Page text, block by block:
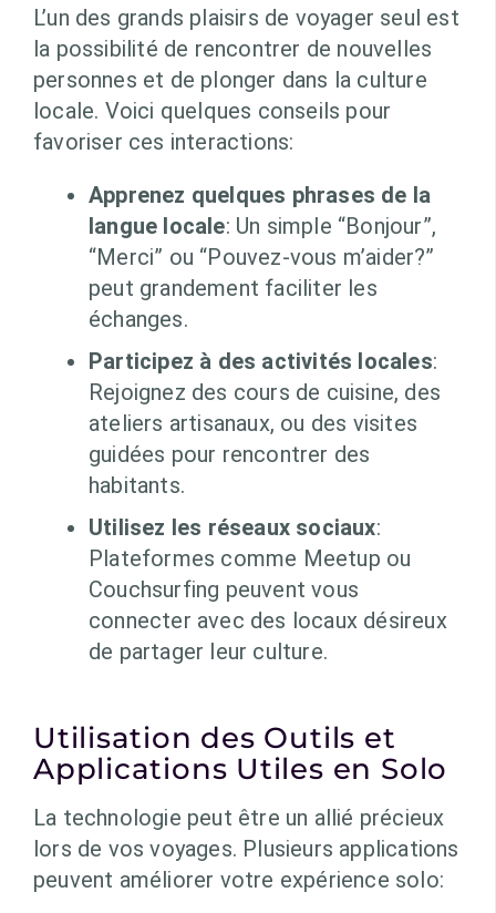
L’un des grands plaisirs de voyager seul est
la possibilité de rencontrer de nouvelles
personnes et de plonger dans la culture
locale. Voici quelques conseils pour
favoriser ces interactions:
Apprenez quelques phrases de la
langue locale: Un simple “Bonjour”,
“Merci” ou “Pouvez-vous m’aider?”
peut grandement faciliter les
échanges.
Participez à des activités locales:
Rejoignez des cours de cuisine, des
ateliers artisanaux, ou des visites
guidées pour rencontrer des
habitants.
Utilisez les réseaux sociaux:
Plateformes comme Meetup ou
Couchsurfing peuvent vous
connecter avec des locaux désireux
de partager leur culture.
Utilisation des Outils et
Applications Utiles en Solo
La technologie peut être un allié précieux
lors de vos voyages. Plusieurs applications
peuvent améliorer votre expérience solo: